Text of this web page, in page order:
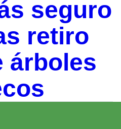
seguro
retiro
árboles